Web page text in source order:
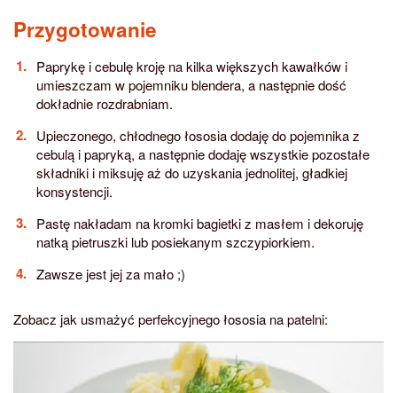
Przygotowanie
Paprykę i cebulę kroję na kilka większych kawałków i
umieszczam w pojemniku blendera, a następnie dość
dokładnie rozdrabniam.
Upieczonego, chłodnego łososia dodaję do pojemnika z
cebulą i papryką, a następnie dodaję wszystkie pozostałe
składniki i miksuję aż do uzyskania jednolitej, gładkiej
konsystencji.
Pastę nakładam na kromki bagietki z masłem i dekoruję
natką pietruszki lub posiekanym szczypiorkiem.
Zawsze jest jej za mało ;)
Zobacz jak usmażyć perfekcyjnego łososia na patelni: